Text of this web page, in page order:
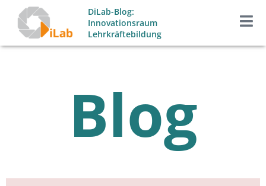
Inhalt
springen
DiLab-Blog:
Innovationsraum
Lehrkräftebildung
Blog